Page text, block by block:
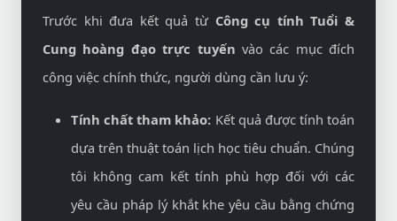
Trước khi đưa kết quả từ Công cụ tính Tuổi &
Cung hoàng đạo trực tuyến vào các mục đích
công việc chính thức, người dùng cần lưu ý:
Tính chất tham khảo: Kết quả được tính toán
dựa trên thuật toán lịch học tiêu chuẩn. Chúng
tôi không cam kết tính phù hợp đối với các
yêu cầu pháp lý khắt khe yêu cầu bằng chứng